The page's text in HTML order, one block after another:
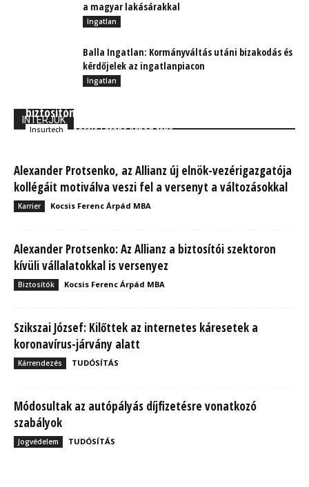
a magyar lakásárakkal
Ingatlan
Balla Ingatlan: Kormányváltás utáni bizakodás és
kérdőjelek az ingatlanpiacon
Ingatlan
INTERJÚK
biztosítónak lenni
Insurtech Kocsis Ferenc Árpád MBA
Alexander Protsenko, az Allianz új elnök-vezérigazgatója
kollégáit motiválva veszi fel a versenyt a változásokkal
Karrier Kocsis Ferenc Árpád MBA
Alexander Protsenko: Az Allianz a biztosítói szektoron
kívüli vállalatokkal is versenyez
Biztosítók Kocsis Ferenc Árpád MBA
Szikszai József: Kilőttek az internetes káresetek a
koronavírus-járvány alatt
Kárrendezés TUDÓSÍTÁS
Módosultak az autópályás díjfizetésre vonatkozó
szabályok
Jogvédelem TUDÓSÍTÁS